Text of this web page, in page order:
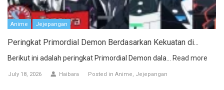
Anime Jejepangan
Peringkat Primordial Demon Berdasarkan Kekuatan di...
Berikut ini adalah peringkat Primordial Demon dala... Read more
July 18, 2026 Haibara Posted in Anime Jejepangan